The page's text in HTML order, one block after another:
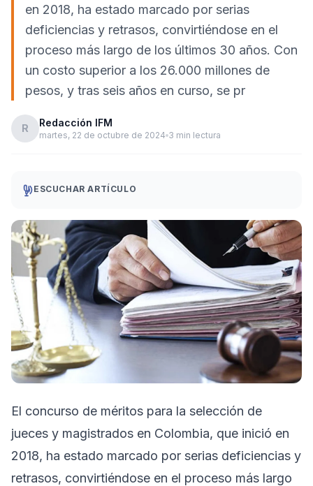
en 2018, ha estado marcado por serias
deficiencias y retrasos, convirtiéndose en el
proceso más largo de los últimos 30 años. Con
un costo superior a los 26.000 millones de
pesos, y tras seis años en curso, se pr
R Redacción IFM
martes, 22 de octubre de 2024 3 min lectura
ESCUCHAR ARTÍCULO
El concurso de méritos para la selección de
jueces y magistrados en Colombia, que inició en
2018, ha estado marcado por serias deficiencias y
retrasos, convirtiéndose en el proceso más largo